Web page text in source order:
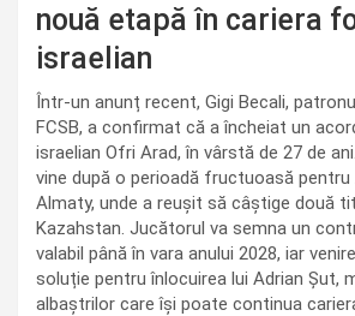
nouă etapă în cariera
israelian
Într-un anunț recent, Gigi Becali,
FCSB, a confirmat că a încheiat un
israelian Ofri Arad, în vârstă de 27 de
vine după o perioadă fructuoasă pentru
Almaty, unde a reușit să câștige două
Kazahstan. Jucătorul va semna un
valabil până în vara anului 2028, iar
soluție pentru înlocuirea lui Adrian Șut,
albaștrilor care își poate continua